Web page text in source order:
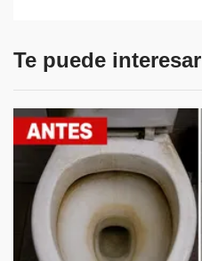
Te puede interesar